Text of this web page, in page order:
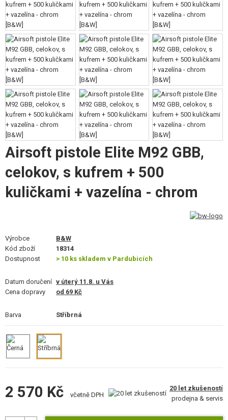
NÁHRADNÍ DÍLY, UPGRADE
SERVIS A ÚDRŽBA ZBRANÍ
SEBEOBRANA, VÝCVIK, NOŽE
TERČE, STŘELNICE
OUTDOOR A BUSHCRAFT
JÍDLO
STAVEBNICE, MODELY
REKLAMNÍ PŘEDMĚTY
SLEVY, AKCE
KONTAKT
Airsoft pistole Elite M92 GBB,
celokov, s kufrem + 500
kuličkami + vazelína - chrom
Výrobce
B&W
Kód zboží
18314
Dostupnost
> 10 ks skladem v Pardubicích
Datum doručení v úterý 11.8. u Vás
Cena dopravy
od 69 Kč
Barva Stříbrná
2 570 Kč včetně DPH
20 let zkušeností
prodejna & servis